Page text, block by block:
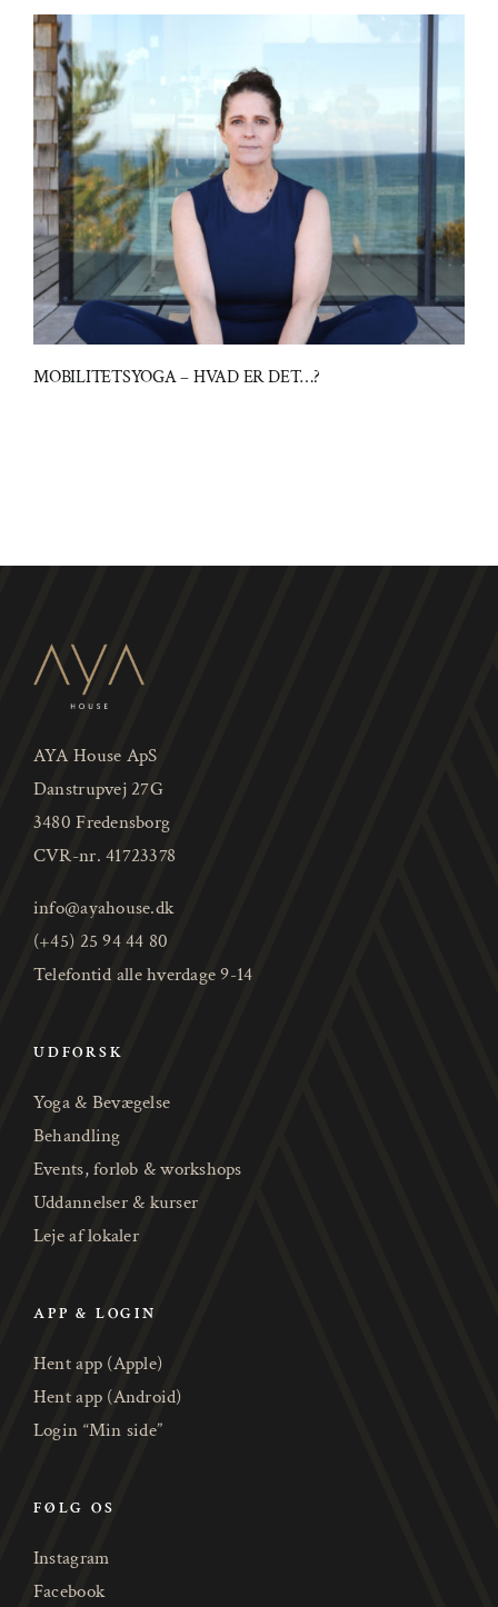
MOBILITETSYOGA – HVAD ER DET…?
AYA House ApS
Danstrupvej 27G
3480 Fredensborg
CVR-nr. 41723378
info@ayahouse.dk
(+45) 25 94 44 80
Telefontid alle hverdage 9-14
UDFORSK
Yoga & Bevægelse
Behandling
Events, forløb & workshops
Uddannelser & kurser
Leje af lokaler
APP & LOGIN
Hent app (Apple)
Hent app (Android)
Login “Min side”
FØLG OS
Instagram
Facebook